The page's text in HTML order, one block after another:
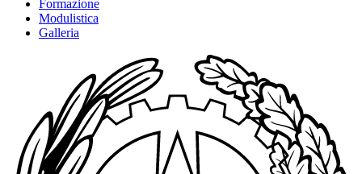
Formazione
Modulistica
Galleria